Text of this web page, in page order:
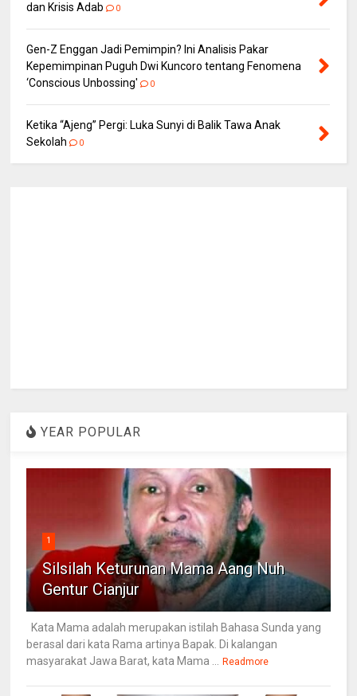
dan Krisis Adab
0
Gen-Z Enggan Jadi Pemimpin? Ini Analisis Pakar
Kepemimpinan Puguh Dwi Kuncoro tentang Fenomena
‘Conscious Unbossing'
0
Ketika “Ajeng” Pergi: Luka Sunyi di Balik Tawa Anak
Sekolah
0
YEAR POPULAR
1
Silsilah Keturunan Mama Aang Nuh
Gentur Cianjur
Kata Mama adalah merupakan istilah Bahasa Sunda yang
berasal dari kata Rama artinya Bapak. Di kalangan
masyarakat Jawa Barat, kata Mama ... Readmore